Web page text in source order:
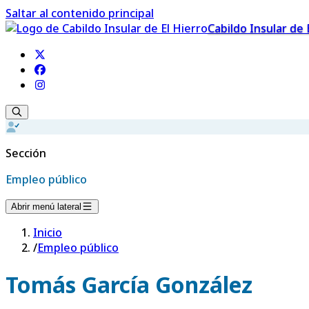
Saltar al contenido principal
Cabildo Insular de
Sección
Empleo público
Abrir menú lateral
Inicio
/Empleo público
Tomás García González